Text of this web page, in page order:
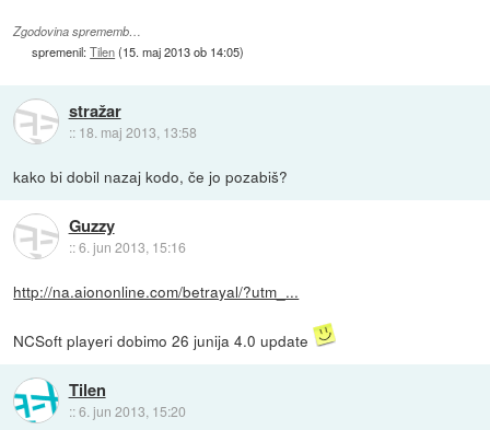
Zgodovina sprememb…
spremenil:Tilen(15. maj 2013 ob 14:05)
stražar
:: 18. maj 2013, 13:58
kako bi dobil nazaj kodo, če jo pozabiš?
Guzzy
::6. jun 2013, 15:16
http://na.aiononline.com/betrayal/?utm_...
NCSoft playeri dobimo 26 junija 4.0 update
Tilen
::6. jun 2013, 15:20